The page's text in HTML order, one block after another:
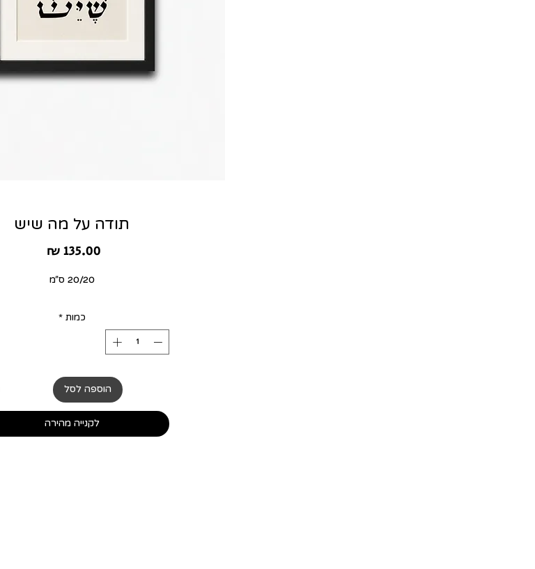
תודה על מה שיש
20/20 ס״מ
כמות *
הוספה לסל
לקנייה מהירה